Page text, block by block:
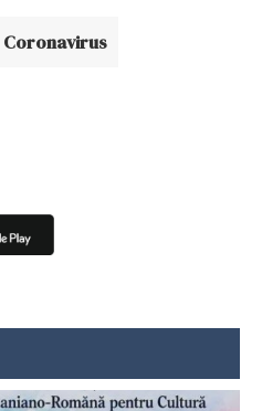
Coronavirus